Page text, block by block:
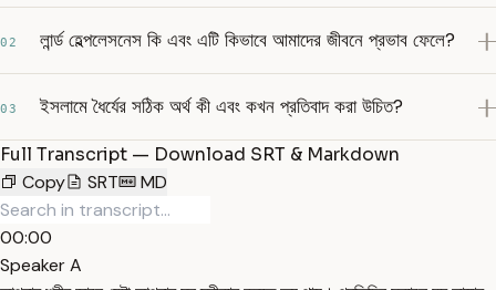
02 লার্ন্ড হেল্পলেসনেস কি এবং এটি কিভাবে আমাদের জীবনে প্রভাব ফেলে?
03 ইসলামে ধৈর্যের সঠিক অর্থ কী এবং কখন প্রতিবাদ করা উচিত?
Full Transcript — Download SRT & Markdown
Copy
SRT MD
00:00
Speaker A